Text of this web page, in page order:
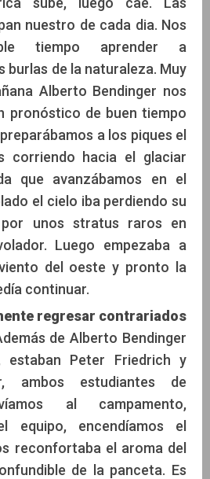
nuestro de cada dia. Nos
tiempo aprender a
burlas de la naturaleza. Muy
Alberto Bendinger nos
pronóstico de buen tiempo
a los piques el
corriendo hacia el glaciar
que avanzábamos en el
el cielo iba perdiendo su
unos stratus raros en
Luego empezaba a
del oeste y pronto la
continuar.
regresar contrariados
de Alberto Bendinger
estaban Peter Friedrich y
ambos estudiantes de
al campamento,
equipo, encendíamos el
reconfortaba el aroma del
de la panceta. Es